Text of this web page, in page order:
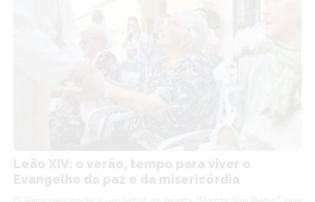
Leão XIV: o verão, tempo para viver o
Evangelho da paz e da misericórdia